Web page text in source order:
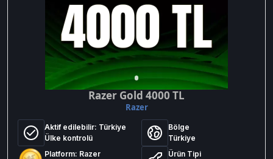
Razer Gold 4000 TL
Razer
Aktif edilebilir: Türkiye
Ülke kontrolü
Bölge
Türkiye
Platform: Razer
Ürün Tipi